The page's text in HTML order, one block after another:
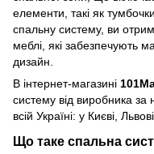
елементи, такі як
спальну систему, ви
меблі, які забезпечують
дизайн.
В інтернет-магазині
систему від виробника
всій Україні: у Києві,
Що таке спальна